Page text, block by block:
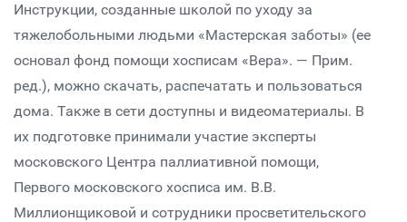
Инструкции, созданные школой по уходу за
тяжелобольными людьми «Мастерская заботы» (ее
основал фонд помощи хосписам «Вера». — Прим.
ред.), можно скачать, распечатать и пользоваться
дома. Также в сети доступны и видеоматериалы. В
их подготовке принимали участие эксперты
московского Центра паллиативной помощи,
Первого московского хосписа им. В.В.
Миллионщиковой и сотрудники просветительского